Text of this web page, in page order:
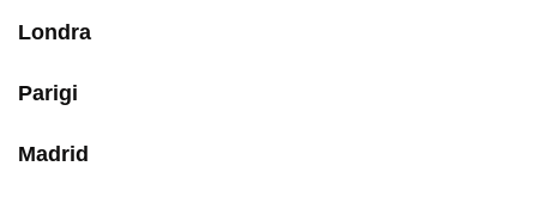
Londra
Parigi
Madrid